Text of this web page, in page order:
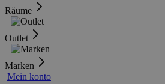
Räume
Outlet
Marken
Mein konto